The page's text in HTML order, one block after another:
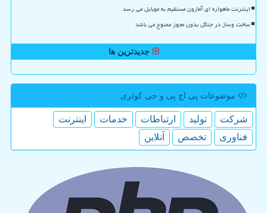
اینترنت ماهواره ای آمازون مستقیم به موبایل می رسد
ساخت وساز در جنگل بدون مجوز ممنوع می باشد
جدیدترین ها
موضوعات پی اچ پی و جی كوئری
شركت تولید ارتباطات خدمات
اینترنت
فناوری
تخصص آنلاین